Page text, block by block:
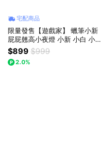
宅配商品
限量發售【遊戲家】 蠟筆小新
屁屁翹高小夜燈 小新 小白 小夜
燈 蠟筆小新小夜燈 3D床頭燈 -
蠟筆小新
$899 $999
2.0%